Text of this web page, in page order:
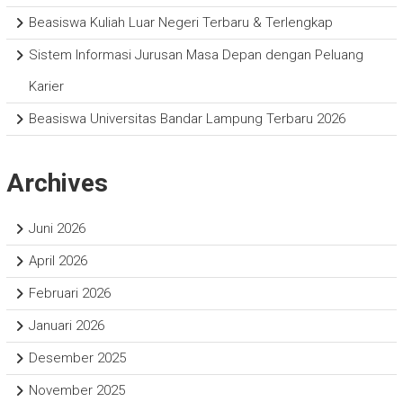
Beasiswa Kuliah Luar Negeri Terbaru & Terlengkap
Sistem Informasi Jurusan Masa Depan dengan Peluang
Karier
Beasiswa Universitas Bandar Lampung Terbaru 2026
Archives
Juni 2026
April 2026
Februari 2026
Januari 2026
Desember 2025
November 2025